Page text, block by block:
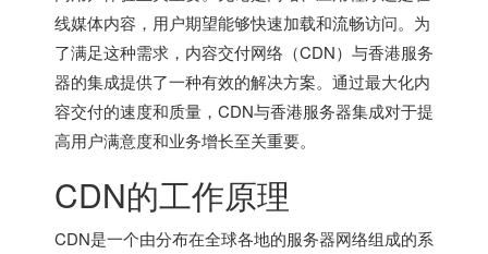
线媒体内容，用户期望能够快速加载和流畅访问。为
了满足这种需求，内容交付网络（CDN）与香港服务
器的集成提供了一种有效的解决方案。通过最大化内
容交付的速度和质量，CDN与香港服务器集成对于提
高用户满意度和业务增长至关重要。
CDN的工作原理
CDN是一个由分布在全球各地的服务器网络组成的系